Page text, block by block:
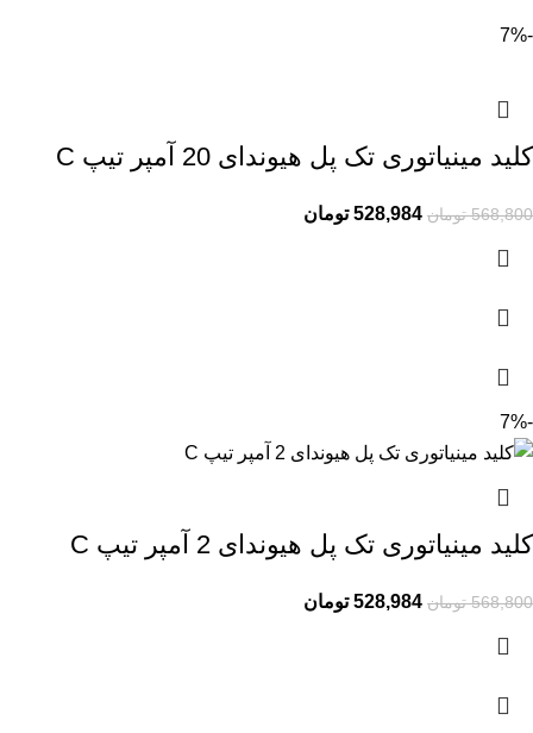
-7%
کلید مینیاتوری تک پل هیوندای 20 آمپر تیپ C
568,800 تومان 528,984 تومان
-7%
کلید مینیاتوری تک پل هیوندای 2 آمپر تیپ C
568,800 تومان 528,984 تومان